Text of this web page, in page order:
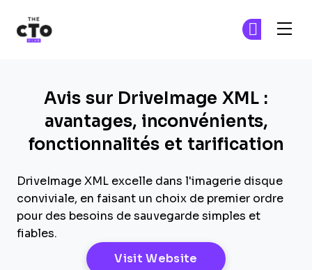
Avis sur DriveImage XML :
avantages, inconvénients,
fonctionnalités et tarification
DriveImage XML excelle dans l'imagerie disque
conviviale, en faisant un choix de premier ordre
pour des besoins de sauvegarde simples et
fiables.
Visit Website Opens New